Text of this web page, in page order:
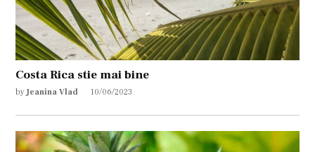
Costa Rica stie mai bine
by Jeanina Vlad 10/06/2023